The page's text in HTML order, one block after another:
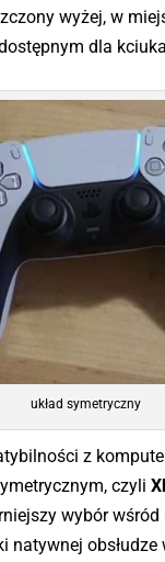
wyżej, w
dla
układ symetryczny
z
czyli
wybór
natywnej obsłudze